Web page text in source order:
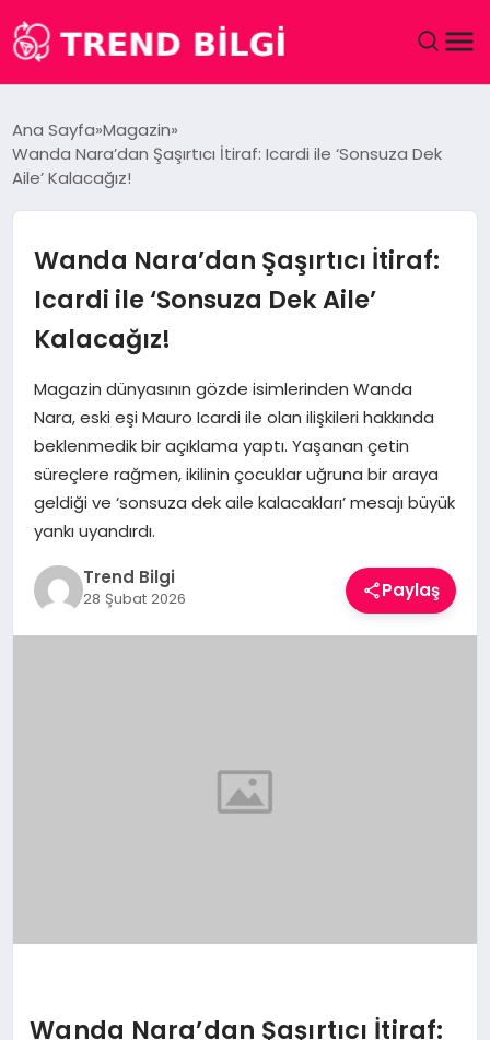
DÜNYA
MAGAZIN
SAĞLIK
SPOR
TEKNOLOJI
YAŞAM
Ana Sayfa Magazin
Wanda Nara’dan Şaşırtıcı İtiraf: Icardi ile ‘Sonsuza Dek
Aile’ Kalacağız!
Wanda Nara’dan Şaşırtıcı İtiraf:
Icardi ile ‘Sonsuza Dek Aile’
Kalacağız!
Magazin dünyasının gözde isimlerinden Wanda
Nara, eski eşi Mauro Icardi ile olan ilişkileri hakkında
beklenmedik bir açıklama yaptı. Yaşanan çetin
süreçlere rağmen, ikilinin çocuklar uğruna bir araya
geldiği ve ‘sonsuza dek aile kalacakları’ mesajı büyük
yankı uyandırdı.
Trend Bilgi
28 Şubat 2026 Paylaş
Wanda Nara’dan Şaşırtıcı İtiraf: